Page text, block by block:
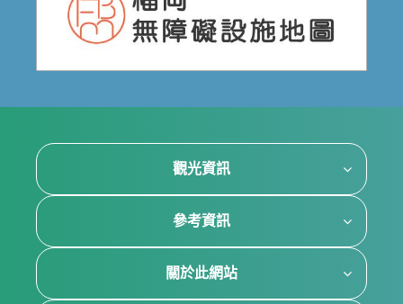
觀光資訊
參考資訊
關於此網站